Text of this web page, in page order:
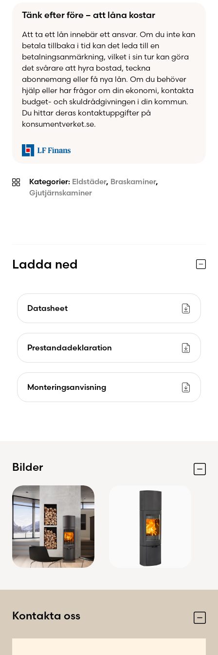
Kategorier: Eldstäder, Braskaminer,
Gjutjärnskaminer
Tänk efter före – att låna kostar
Att ta ett lån innebär ett ansvar. Om du inte kan
betala tillbaka i tid kan det leda till en
betalningsanmärkning, vilket i sin tur kan göra
det svårare att hyra bostad, teckna
abonnemang eller få nya lån. Om du behöver
hjälp eller har frågor om din ekonomi, kontakta
budget- och skuldrådgivningen i din kommun.
Du hittar deras kontaktuppgifter på
konsumentverket.se.
Ladda ned
Datasheet
Prestandadeklaration
Monteringsanvisning
Bilder
Kontakta oss